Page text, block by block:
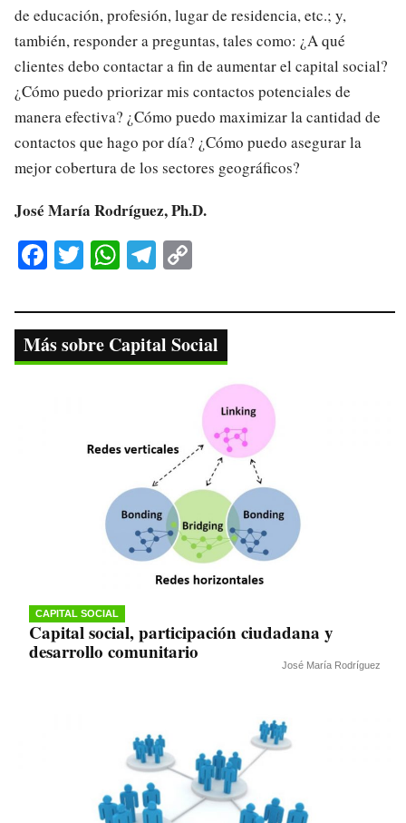
de educación, profesión, lugar de residencia, etc.; y,
también, responder a preguntas, tales como: ¿A qué
clientes debo contactar a fin de aumentar el capital social?
¿Cómo puedo priorizar mis contactos potenciales de
manera efectiva? ¿Cómo puedo maximizar la cantidad de
contactos que hago por día? ¿Cómo puedo asegurar la
mejor cobertura de los sectores geográficos?
José María Rodríguez, Ph.D.
Fa
bo
ok
T
tte
r
W
ts
A
pp
Te
gr
a
m
y
Li
nk
Más sobre Capital Social
CAPITAL SOCIAL
Capital social, participación ciudadana y
desarrollo comunitario
José María Rodríguez